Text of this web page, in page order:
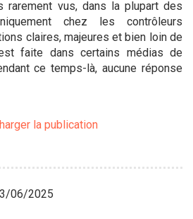
rarement vus, dans la plupart des
chez les contrôleurs
claires, majeures et bien loin de
faite dans certains médias de
ce temps-là, aucune réponse
la publication
06/2025